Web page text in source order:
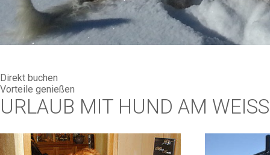
Direkt buchen
Vorteile genießen
URLAUB MIT HUND AM